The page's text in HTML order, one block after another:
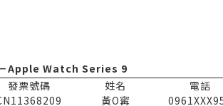
Apple Watch Series 9
發票號碼 姓名
電話
黃O寗